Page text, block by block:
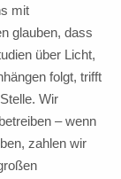
mit
glauben, dass
über Licht,
folgt, trifft
Wir
– wenn
zahlen wir